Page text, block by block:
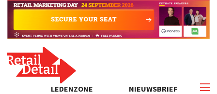
NIEUWSBRIEF
LEDENZONE